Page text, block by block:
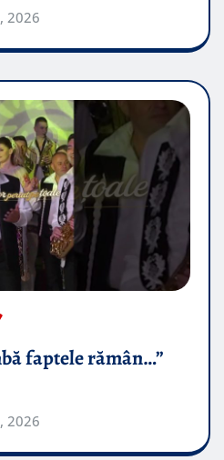
2026
faptele rămân…”
2026